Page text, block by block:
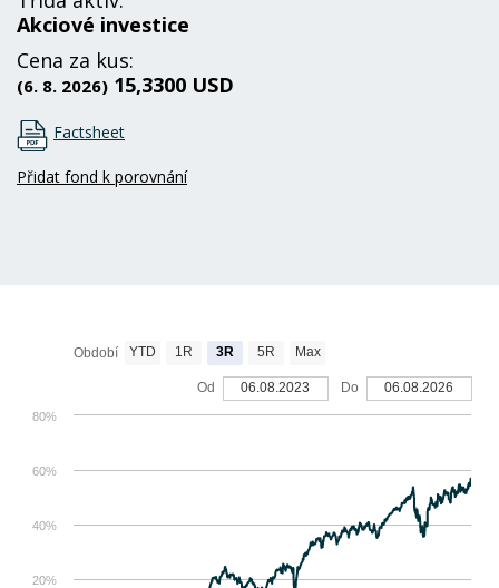
Akciové investice
Cena za kus:
(6. 8. 2026) 15,3300 USD
Factsheet
Přidat fond k porovnání
20%
40%
60%
80%
Období YTD 1R 3R 5R Max
Od 06.08.2023 Do 06.08.2026